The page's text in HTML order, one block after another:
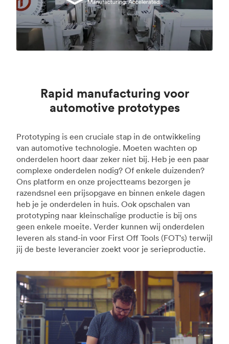
Rapid manufacturing voor
automotive prototypes
Prototyping is een cruciale stap in de ontwikkeling
van automotive technologie. Moeten wachten op
onderdelen hoort daar zeker niet bij. Heb je een paar
complexe onderdelen nodig? Of enkele duizenden?
Ons platform en onze projectteams bezorgen je
razendsnel een prijsopgave en binnen enkele dagen
heb je je onderdelen in huis. Ook opschalen van
prototyping naar kleinschalige productie is bij ons
geen enkele moeite. Verder kunnen wij onderdelen
leveren als stand-in voor First Off Tools (FOT's) terwijl
jij de beste leverancier zoekt voor je serieproductie.